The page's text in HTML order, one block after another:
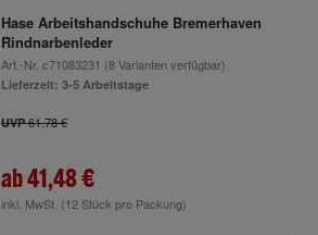
Hase Arbeitshandschuhe Bremerhaven
Rindnarbenleder
Art.-Nr. c71083231 (8 Varianten verfügbar)
Lieferzeit: 3-5 Arbeitstage
UVP61,78 €
ab41,48 €
inkl. MwSt. (12 Stück pro Packung)